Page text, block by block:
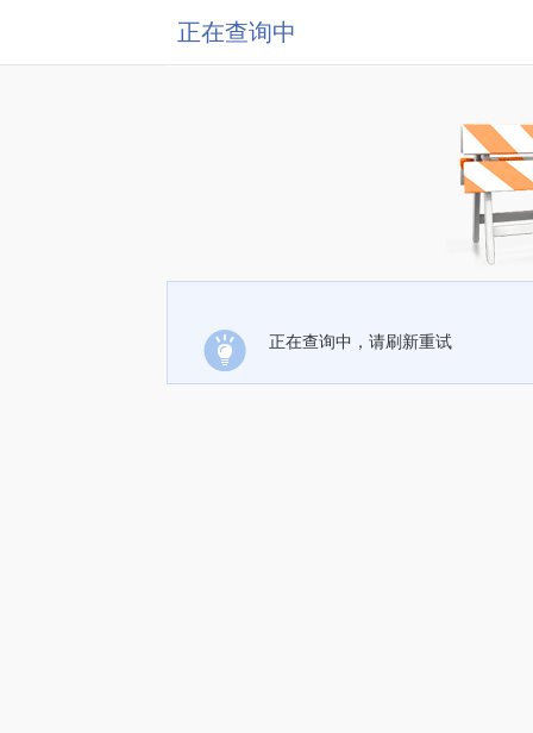
正在查询中
正在查询中，请刷新重试